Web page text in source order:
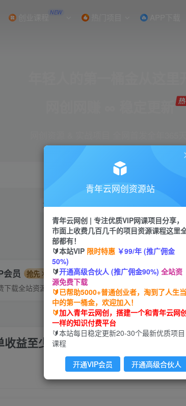
NEW 热门项目 APP下载
项目 引流 抖音 短视频 剪辑 视频
会员 抢先
下载全站资源
招募站
搭建同
益至少300+（仅揭秘）
青年云网创资源站
青年云网创 | 专注优质VIP网课项目分享，
市面上收费几百几千的项目资源课程这里
部都有！
🔰本站VIP 限时特惠 ￥99/年 (推广佣金
50%)
🔰开通高级合伙人 (推广佣金90%) 全站资
源免费下载
🔰已帮助5000+普通创业者，淘到了人生当
中的第一桶金，欢迎加入！
🔰加入青年云网创，搭建一个和青年云网
一样的知识付费平台
🔰本站每日稳定更新20-30个最新优质项目
课程
开通VIP会员 开通高级合伙人